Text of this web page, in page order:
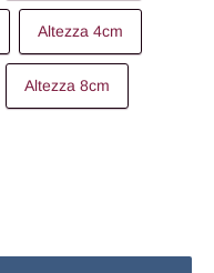
Altezza 4cm
Altezza 8cm